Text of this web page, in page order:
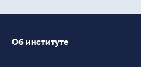
Об институте